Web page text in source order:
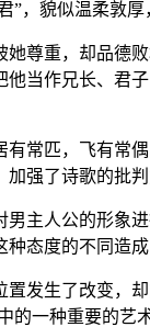
”，貌似温柔敦
尊重，却品德
当作兄长、君
常匹，飞有常
强了诗歌的批判
主人公的形象
态度的不同造
发生了改变，
的一种重要的艺